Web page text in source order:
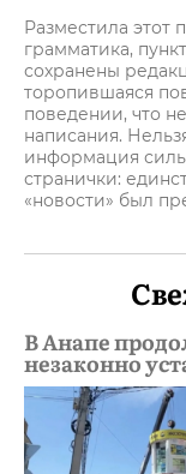
Разместила этот
грамматика,
сохранены
торопившаяся
поведении, что
написания.
информация
странички:
«новости» был
В Анапе
незаконно